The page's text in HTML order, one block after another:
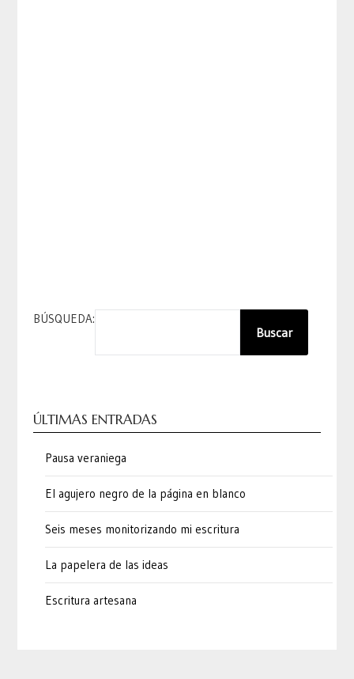
BÚSQUEDA:
Buscar
ÚLTIMAS ENTRADAS
Pausa veraniega
El agujero negro de la página en blanco
Seis meses monitorizando mi escritura
La papelera de las ideas
Escritura artesana